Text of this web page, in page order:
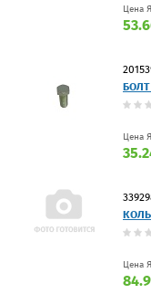
Цена
БОЛТ
Цена
Цена